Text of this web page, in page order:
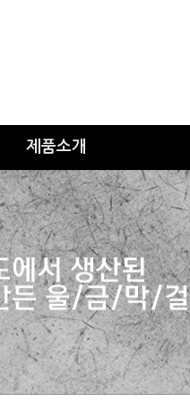
제품소개